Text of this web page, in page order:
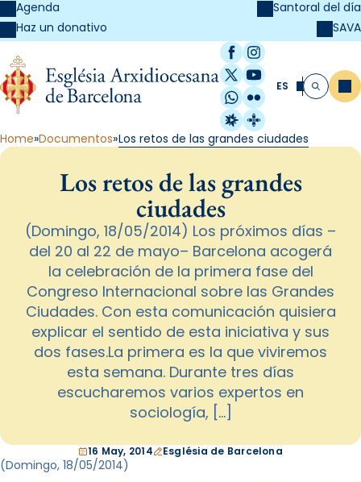
Agenda
Haz un donativo
Santoral del día
SAVA
Facebook
Instagram
X / Twitter
YouTube
WhatsApp
Flickr
Radio Estel
Catalunya
ES Buscar
Home Documentos Los retos de las grandes ciudades
Los retos de las grandes
ciudades
(Domingo, 18/05/2014) Los próximos días –
del 20 al 22 de mayo– Barcelona acogerá
la celebración de la primera fase del
Congreso Internacional sobre las Grandes
Ciudades. Con esta comunicación quisiera
explicar el sentido de esta iniciativa y sus
dos fases.La primera es la que viviremos
esta semana. Durante tres días
escucharemos varios expertos en
sociología, […]
16 May, 2014 Església de Barcelona
(Domingo, 18/05/2014)